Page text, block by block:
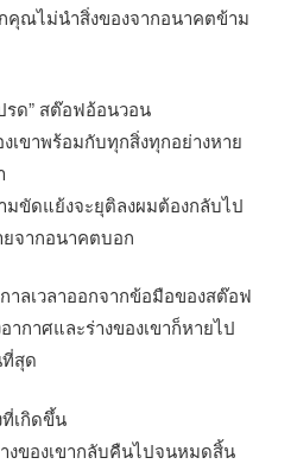
ณไม่นำสิ่งของจากอนาคตข้าม
รด” สต๊อฟอ้อนวอน
เขาพร้อมกับทุกสิ่งทุกอย่างหาย
มขัดแย้งจะยุติลงผมต้องกลับไป
ยจากอนาคตบอก
าลเวลาออกจากข้อมือของสต๊อฟ
ากาศและร่างของเขาก็หายไป
สุด
เกิดขึ้น
งของเขากลับคืนไปจนหมดสิ้น